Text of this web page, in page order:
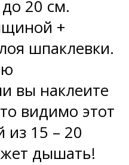
20 см.
+
шпаклевки.
вы наклеите
видимо этот
из 15 – 20
дышать!